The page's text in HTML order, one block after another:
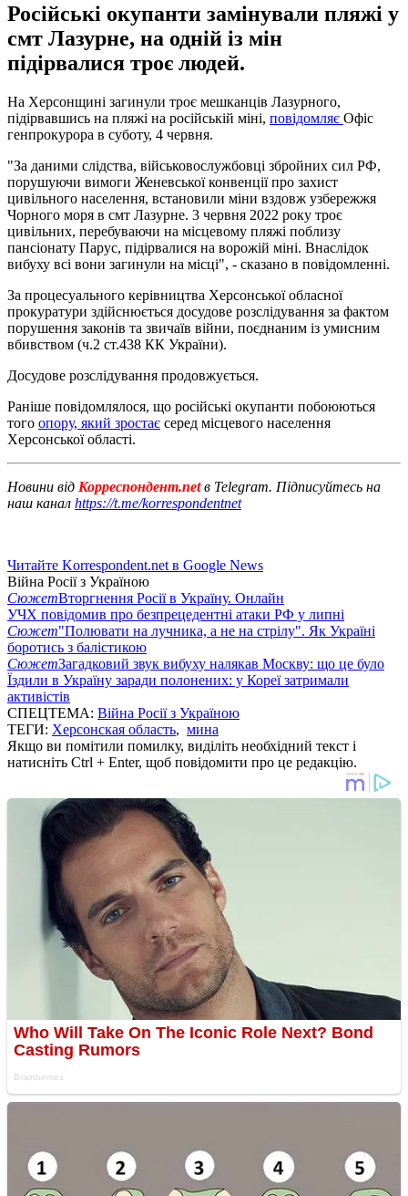
Російські окупанти замінували пляжі у
смт Лазурне, на одній із мін
підірвалися троє людей.
На Херсонщині загинули троє мешканців Лазурного,
підірвавшись на пляжі на російській міні, повідомляє Офіс
генпрокурора в суботу, 4 червня.
"За даними слідства, військовослужбовці збройних сил РФ,
порушуючи вимоги Женевської конвенції про захист
цивільного населення, встановили міни вздовж узбережжя
Чорного моря в смт Лазурне. 3 червня 2022 року троє
цивільних, перебуваючи на місцевому пляжі поблизу
пансіонату Парус, підірвалися на ворожій міні. Внаслідок
вибуху всі вони загинули на місці", - сказано в повідомленні.
За процесуального керівництва Херсонської обласної
прокуратури здійснюється досудове розслідування за фактом
порушення законів та звичаїв війни, поєднаним із умисним
вбивством (ч.2 ст.438 КК України).
Досудове розслідування продовжується.
Раніше повідомлялося, що російські окупанти побоюються
того опору, який зростає серед місцевого населення
Херсонської області.
Новини від Корреспондент.netв Telegram. Підписуйтесь на
наш канал https://t.me/korrespondentnet
Читайте Korrespondent.net в Google News
Війна Росії з Україною
СюжетВторгнення Росії в Україну. Онлайн
УЧХ повідомив про безпрецедентні атаки РФ у липні
Сюжет"Полювати на лучника, а не на стрілу". Як Україні
боротись з балістикою
СюжетЗагадковий звук вибуху налякав Москву: що це було
Їздили в Україну заради полонених: у Кореї затримали
активістів
СПЕЦТЕМА: Війна Росії з Україною
ТЕГИ: Херсонская область, мина
Якщо ви помітили помилку, виділіть необхідний текст і
натисніть Ctrl + Enter, щоб повідомити про це редакцію.